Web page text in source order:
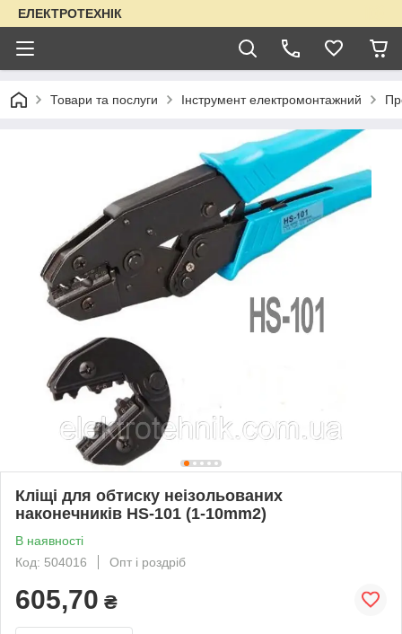
ЕЛЕКТРОТЕХНІК
Товари та послуги Інструмент електромонтажний
Кліщі для обтиску неізольованих
наконечників HS-101 (1-10mm2)
В наявності
Код: 504016
Опт і роздріб
605,70 ₴